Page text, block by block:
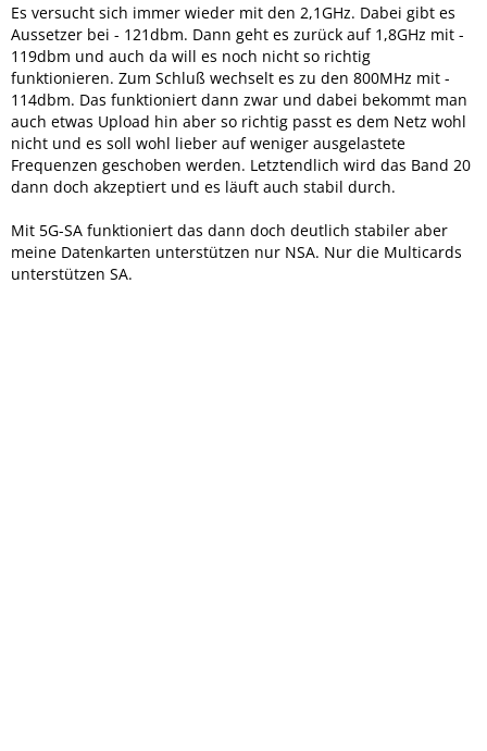
Es versucht sich immer wieder mit den 2,1GHz. Dabei gibt es
Aussetzer bei - 121dbm. Dann geht es zurück auf 1,8GHz mit -
119dbm und auch da will es noch nicht so richtig
funktionieren. Zum Schluß wechselt es zu den 800MHz mit -
114dbm. Das funktioniert dann zwar und dabei bekommt man
auch etwas Upload hin aber so richtig passt es dem Netz wohl
nicht und es soll wohl lieber auf weniger ausgelastete
Frequenzen geschoben werden. Letztendlich wird das Band 20
dann doch akzeptiert und es läuft auch stabil durch.
Mit 5G-SA funktioniert das dann doch deutlich stabiler aber
meine Datenkarten unterstützen nur NSA. Nur die Multicards
unterstützen SA.